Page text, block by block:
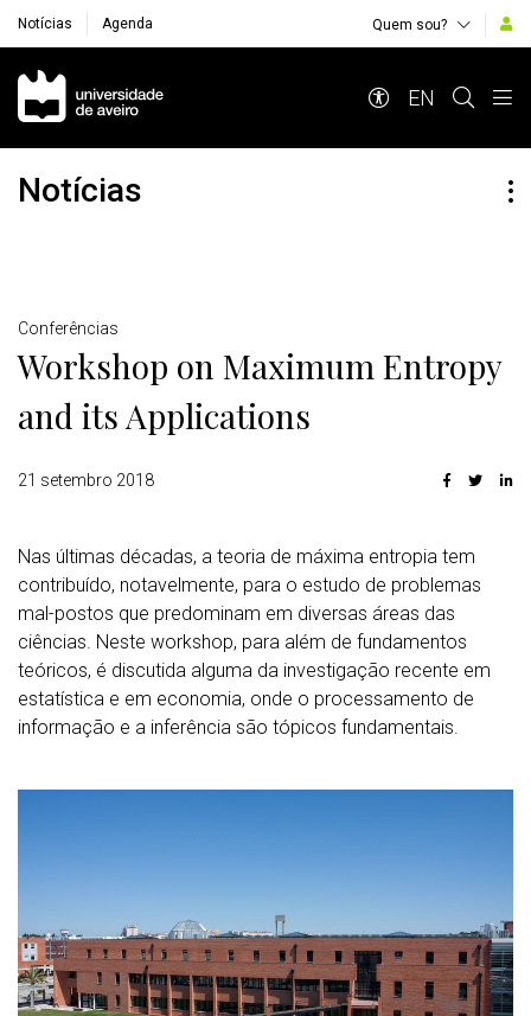
Notícias Agenda Quem sou?
Navegação Principal
EN
Notícias
Detalhes
Conferências
Workshop on Maximum Entropy
and its Applications
21 setembro 2018
Nas últimas décadas, a teoria de máxima entropia tem
contribuído, notavelmente, para o estudo de problemas
mal-postos que predominam em diversas áreas das
ciências. Neste workshop, para além de fundamentos
teóricos, é discutida alguma da investigação recente em
estatística e em economia, onde o processamento de
informação e a inferência são tópicos fundamentais.